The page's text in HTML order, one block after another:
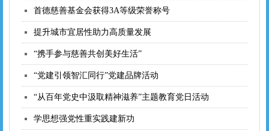
首德慈善基金会获得3A等级荣誉称号
提升城市宜居性助力高质量发展
“携手参与慈善共创美好生活”
“党建引领智汇同行”党建品牌活动
“从百年党史中汲取精神滋养”主题教育党日活动
学思想强党性重实践建新功